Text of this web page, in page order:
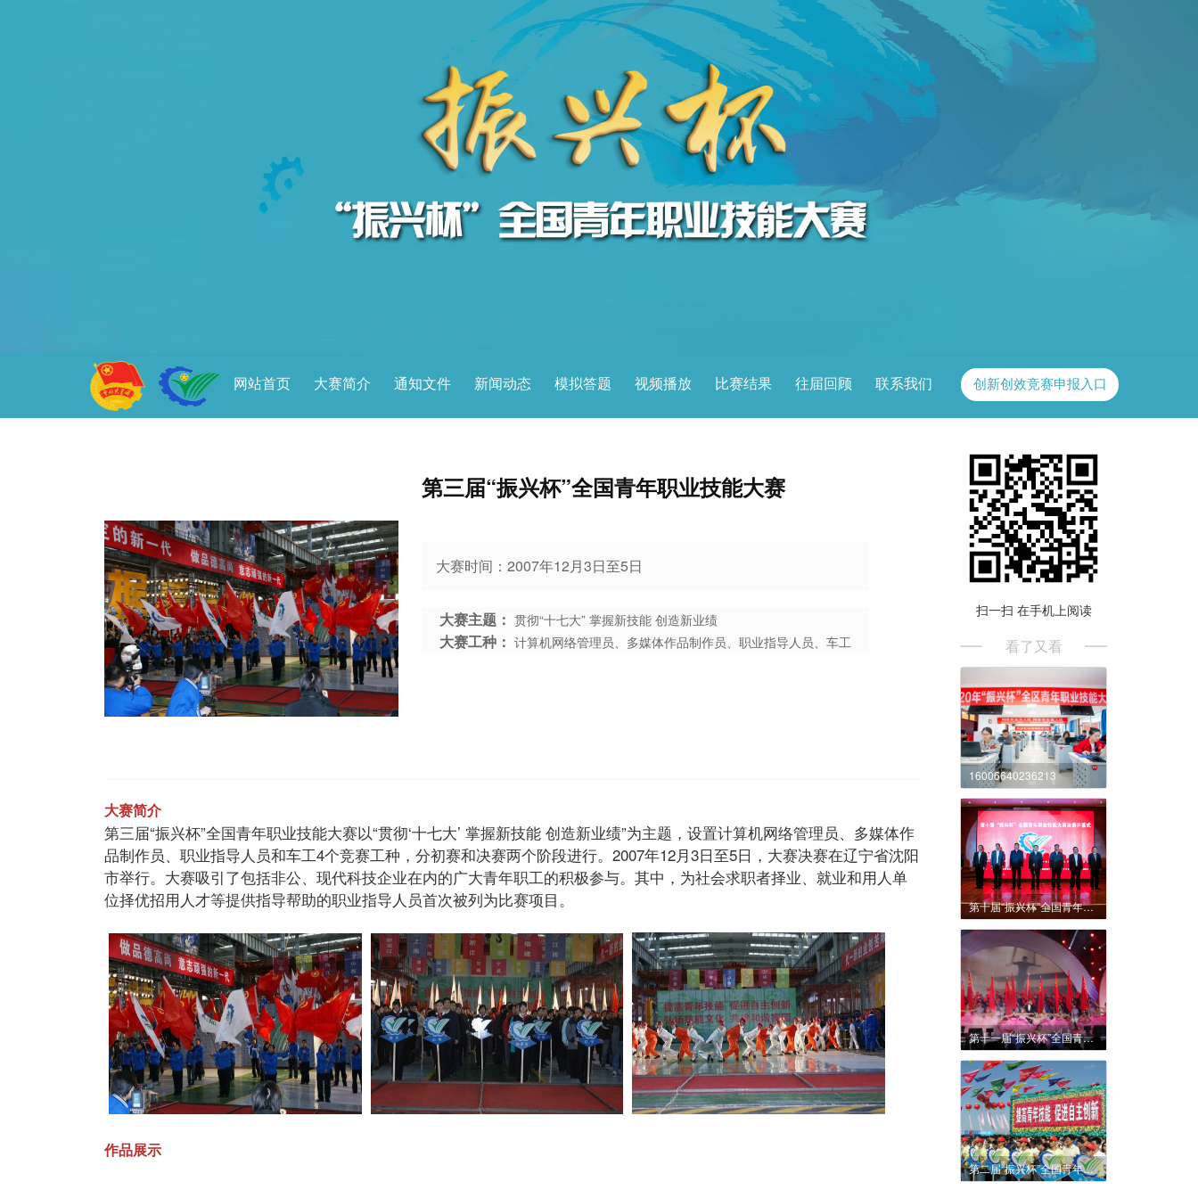
网站首页 大赛简介 通知文件 新闻动态 模拟答题 视频播放 比赛结果 往届回顾 联系我们 创新创效竞赛申报入口
第三届“振兴杯”全国青年职业技能大赛
大赛时间：2007年12月3日至5日
大赛主题： 贯彻“十七大” 掌握新技能 创造新业绩
大赛工种： 计算机网络管理员、多媒体作品制作员、职业指导人员、车工
大赛简介
第三届“振兴杯”全国青年职业技能大赛以“贯彻‘十七大’ 掌握新技能 创造新业绩”为主题，设置计算机网络管理员、多媒体作
品制作员、职业指导人员和车工4个竞赛工种，分初赛和决赛两个阶段进行。2007年12月3日至5日，大赛决赛在辽宁省沈阳
市举行。大赛吸引了包括非公、现代科技企业在内的广大青年职工的积极参与。其中，为社会求职者择业、就业和用人单
位择优招用人才等提供指导帮助的职业指导人员首次被列为比赛项目。
作品展示
扫一扫 在手机上阅读
看了又看
16006640236213
第十届“振兴杯”全国青年职业技能大赛
第十一届“振兴杯”全国青年职业技能大赛
第二届“振兴杯”全国青年职业技能大赛